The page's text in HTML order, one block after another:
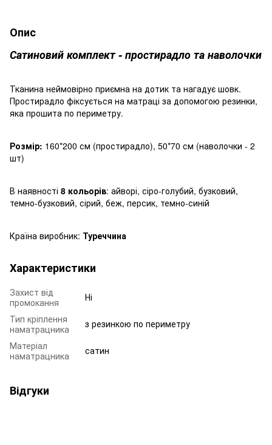
Опис
Сатиновий комплект - простирадло та наволочки
Тканина неймовірно приємна на дотик та нагадує шовк.
Простирадло фіксується на матраці за допомогою резинки,
яка прошита по периметру.
Розмір: 160*200 см (простирадло), 50*70 см (наволочки - 2
шт)
В наявності 8 кольорів: айворі, сіро-голубий, бузковий,
темно-бузковий, сірий, беж, персик, темно-синій
Країна виробник: Туреччина
Характеристики
Захист від
промокання
Ні
Тип кріплення
наматрацника
з резинкою по периметру
Матеріал
наматрацника
сатин
Відгуки